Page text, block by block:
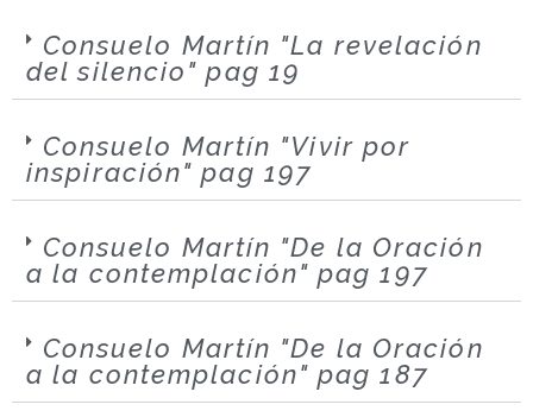
Consuelo Martín "La revelación
del silencio" pag 19
Consuelo Martín "Vivir por
inspiración" pag 197
Consuelo Martín "De la Oración
a la contemplación" pag 197
Consuelo Martín "De la Oración
a la contemplación" pag 187